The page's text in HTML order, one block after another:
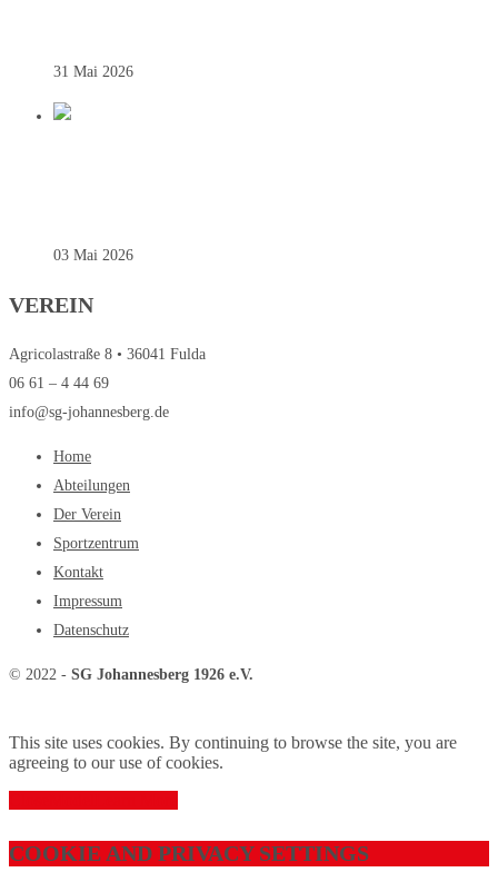
31 Mai 2026
03 Mai 2026
VEREIN
Agricolastraße 8 • 36041 Fulda
06 61 – 4 44 69
info@sg-johannesberg.de
Home
Abteilungen
Der Verein
Sportzentrum
Kontakt
Impressum
Datenschutz
© 2022 - SG Johannesberg 1926 e.V.
This site uses cookies. By continuing to browse the site, you are
agreeing to our use of cookies.
COOKIE AND PRIVACY SETTINGS